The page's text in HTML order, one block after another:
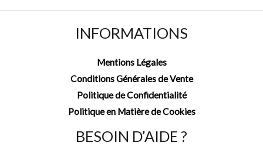
INFORMATIONS
Mentions Légales
Conditions Générales de Vente
Politique de Confidentialité
Politique en Matière de Cookies
BESOIN D’AIDE ?